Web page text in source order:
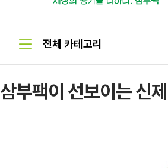
삼부팩이 선보이는 신